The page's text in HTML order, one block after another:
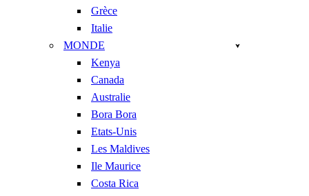
Grèce
Italie
MONDE
Kenya
Canada
Australie
Bora Bora
Etats-Unis
Les Maldives
Ile Maurice
Costa Rica